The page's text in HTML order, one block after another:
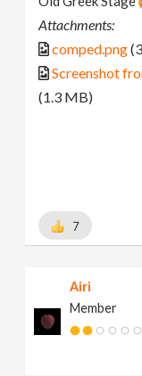
Attachments:
comped.png
Screenshot
(1.3 MB)
7
Airi
Member